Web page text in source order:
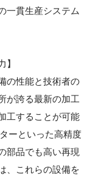
一貫生産システム
】
の性能と技術者の
が誇る最新の加工
工することが可能
ーといった高精度
部品でも高い再現
、これらの設備を